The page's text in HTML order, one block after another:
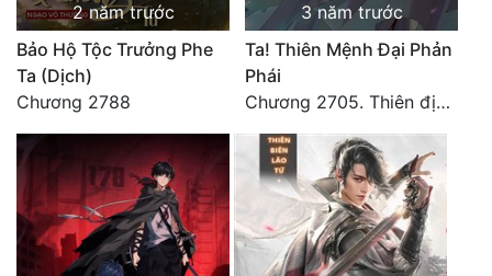
2 năm trước
Bảo Hộ Tộc Trưởng Phe
Ta (Dịch)
Chương 2788
3 năm trước
Ta! Thiên Mệnh Đại Phản
Phái
Chương 2705. Thiên địa yên tĩnh